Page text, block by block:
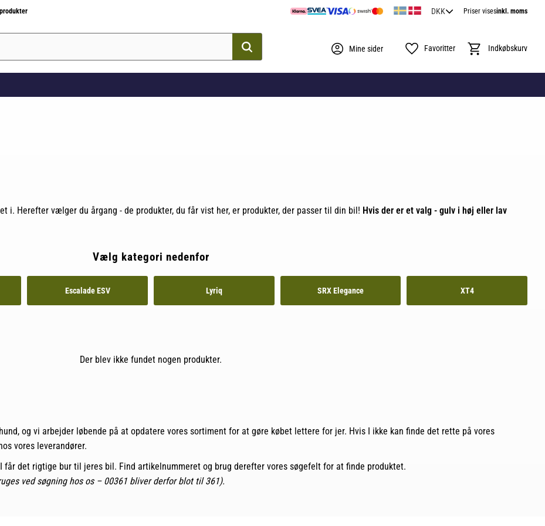
Priser visesinkl. moms
Mine sider Favoritter Indkøbskurv
i. Herefter vælger du årgang - de produkter, du får vist her, er produkter, der passer til din bil! Hvis der er et valg - gulv i høj eller lav
Vælg kategori nedenfor
Escalade ESV Lyriq SRX Elegance XT4
Der blev ikke fundet nogen produkter.
og vi arbejder løbende på at opdatere vores sortiment for at gøre købet lettere for jer. Hvis I ikke kan finde det rette på vores
vores leverandører.
får det rigtige bur til jeres bil. Find artikelnummeret og brug derefter vores søgefelt for at finde produktet.
ved søgning hos os – 00361 bliver derfor blot til 361).